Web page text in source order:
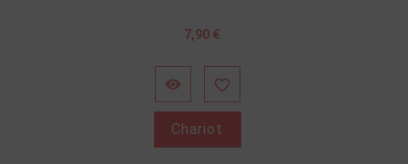
Prix
7,90 €
 
Chariot